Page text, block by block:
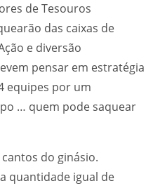
de Tesouros
das caixas de
e diversão
pensar em estratégia
equipes por um
… quem pode saquear
do ginásio.
quantidade igual de